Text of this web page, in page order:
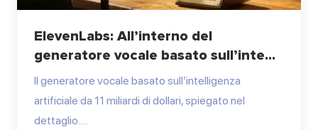
ElevenLabs: All’interno del
generatore vocale basato sull’inte...
Il generatore vocale basato sull’intelligenza
artificiale da 11 miliardi di dollari, spiegato nel
dettaglio.…